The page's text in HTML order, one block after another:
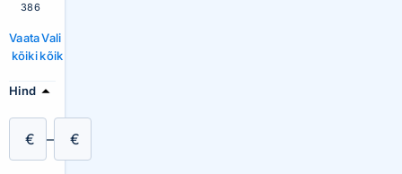
386
Vaata
kõiki
Vali
kõik
Hind
€ – €